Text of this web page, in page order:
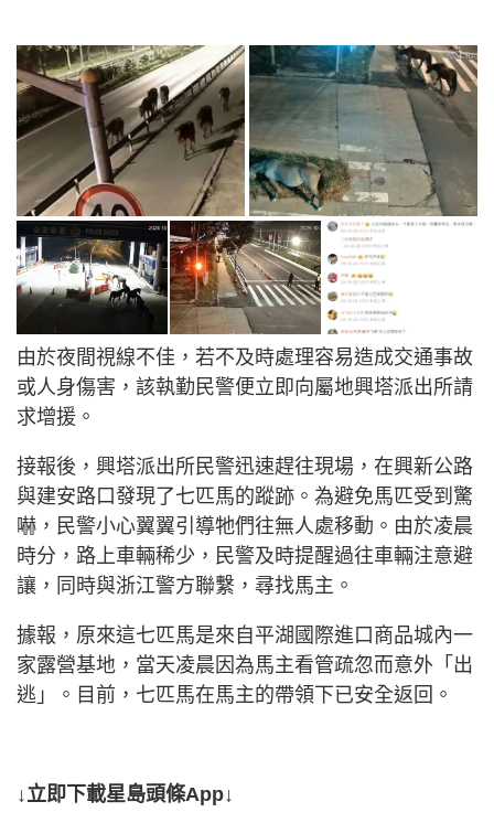
由於夜間視線不佳，若不及時處理容易造成交通事故
或人身傷害，該執勤民警便立即向屬地興塔派出所請
求增援。
接報後，興塔派出所民警迅速趕往現場，在興新公路
與建安路口發現了七匹馬的蹤跡。為避免馬匹受到驚
嚇，民警小心翼翼引導牠們往無人處移動。由於凌晨
時分，路上車輛稀少，民警及時提醒過往車輛注意避
讓，同時與浙江警方聯繫，尋找馬主。
據報，原來這七匹馬是來自平湖國際進口商品城內一
家露營基地，當天凌晨因為馬主看管疏忽而意外「出
逃」。目前，七匹馬在馬主的帶領下已安全返回。
↓立即下載星島頭條App↓